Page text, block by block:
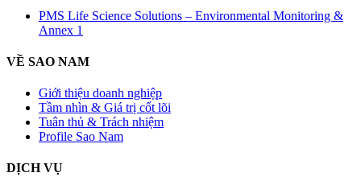
PMS Life Science Solutions – Environmental Monitoring &
Annex 1
VỀ SAO NAM
Giới thiệu doanh nghiệp
Tầm nhìn & Giá trị cốt lõi
Tuân thủ & Trách nhiệm
Profile Sao Nam
DỊCH VỤ